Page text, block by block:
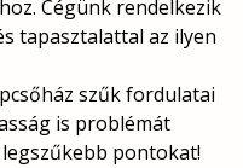
Cégünk rendelkezik
tapasztalattal az ilyen
szűk fordulatai
is problémát
pontokat!